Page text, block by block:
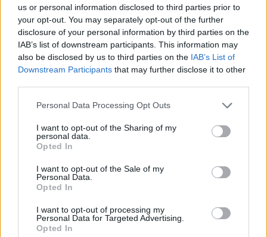
us or personal information disclosed to third parties prior to
your opt-out. You may separately opt-out of the further
disclosure of your personal information by third parties on the
IAB’s list of downstream participants. This information may
also be disclosed by us to third parties on the IAB’s List of
Downstream Participants that may further disclose it to other
Personal Data Processing Opt Outs
I want to opt-out of the Sharing of my
personal data.
Opted In
I want to opt-out of the Sale of my
Personal Data.
Opted In
I want to opt-out of processing my
Personal Data for Targeted Advertising.
Opted In
Siirtopommi: Marek Hamsik siirtymässä
Ruotsiin
05.03.2021 13:54
Slovakian maajoukkuepelaaja Marek Hamsik näyttäisi olevan
entinen kapteeni ja Slovakian maajoukkueen yksi kiistattomimmista
tähdistä, Marek Hamsik, on ruotsalaisen Expressenin...